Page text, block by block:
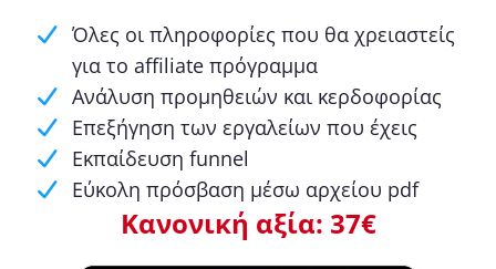
Όλες οι πληροφορίες που θα χρειαστείς
για το affiliate πρόγραμμα
Ανάλυση προμηθειών και κερδοφορίας
Επεξήγηση των εργαλείων που έχεις
Εκπαίδευση funnel
Εύκολη πρόσβαση μέσω αρχείου pdf
Κανονική αξία: 37€